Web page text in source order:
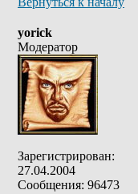
yorick
Модератор
Зарегистрирован:
27.04.2004
Сообщения: 96473